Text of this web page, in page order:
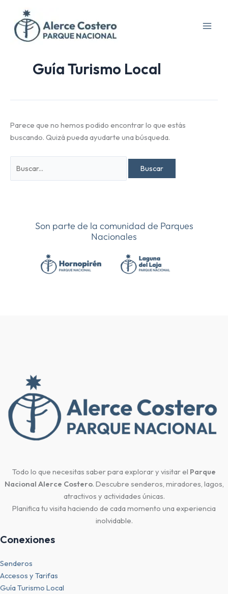
contenido
Guía Turismo Local
Parece que no hemos podido encontrar lo que estás
buscando. Quizá pueda ayudarte una búsqueda.
por:
Todo lo que necesitas saber para explorar y visitar el Parque
Nacional Alerce Costero. Descubre senderos, miradores, lagos,
atractivos y actividades únicas.
Planifica tu visita haciendo de cada momento una experiencia
inolvidable.
Conexiones
Senderos
Accesos y Tarifas
Guía Turismo Local